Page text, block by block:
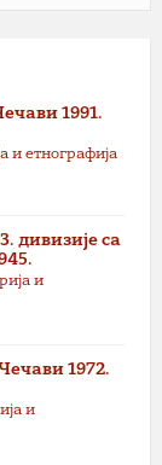
1991.
и етнографија
дивизије са
и
1972.
и